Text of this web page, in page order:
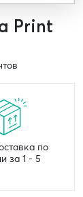
Print
по
за 1 - 5